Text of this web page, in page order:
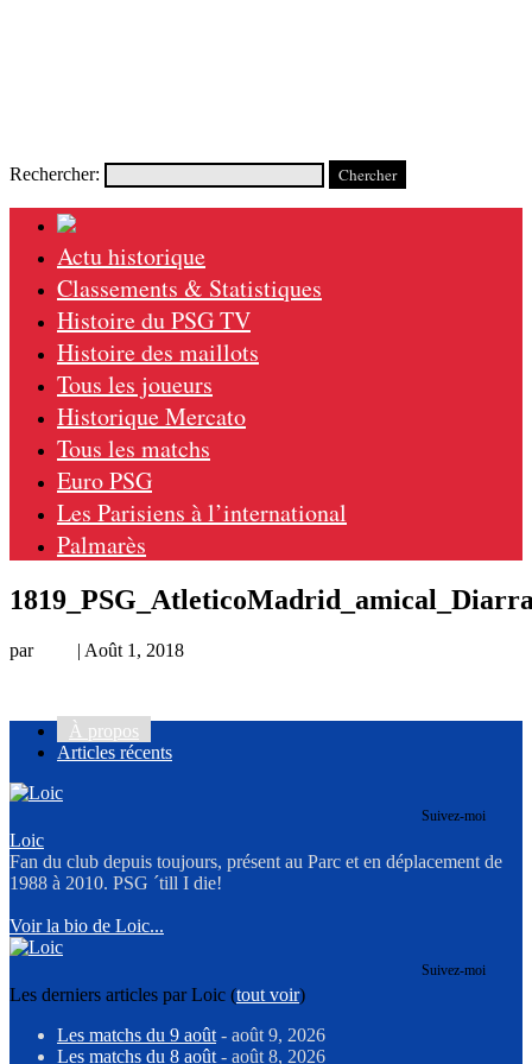
Rechercher:
Actu historique
Classements & Statistiques
Histoire du PSG TV
Histoire des maillots
Tous les joueurs
Historique Mercato
Tous les matchs
Euro PSG
Les Parisiens à l’international
Palmarès
par | Août 1, 2018
À propos
Articles récents
Suivez-moi
Loic
Fan du club depuis toujours, présent au Parc et en déplacement de
1988 à 2010. PSG ´till I die!
Voir la bio de Loic...
Suivez-moi
Les derniers articles par Loic (tout voir)
Les matchs du 9 août - août 9, 2026
Les matchs du 8 août - août 8, 2026